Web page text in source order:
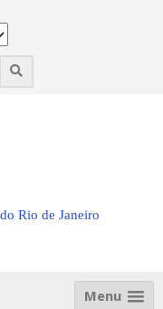
Rio de Janeiro
Menu